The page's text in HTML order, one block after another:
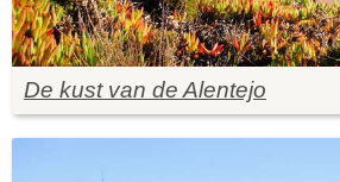
De kust van de Alentejo